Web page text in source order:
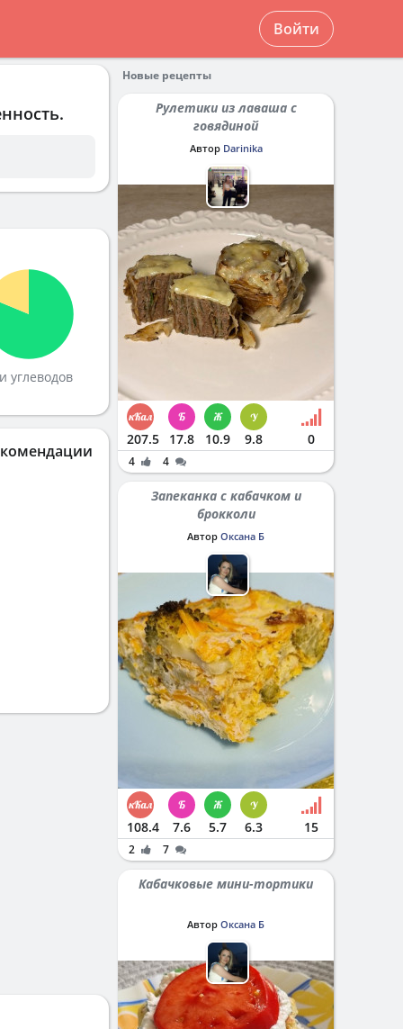
Войти
углеводов
Новые рецепты
Рулетики из лаваша с
говядиной
Автор Darinika
207.5 17.8 10.9 9.8 0
4 4
Запеканка с кабачком и
брокколи
Автор Оксана Б
108.4 7.6 5.7 6.3 15
2 7
Кабачковые мини-тортики
Автор Оксана Б